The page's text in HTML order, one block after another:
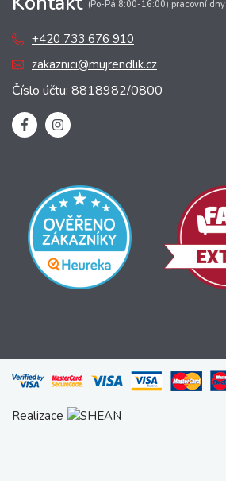
(Po-Pá 8:00-16:00) pracovní dny
+420 733 676 910
zakaznici@mujrendlik.cz
Číslo účtu: 8818982/0800
Realizace